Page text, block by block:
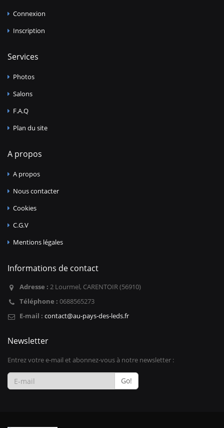
Connexion
Inscription
Services
Photos
Salons
F.A.Q
Plan du site
A propos
A propos
Nous contacter
Cookies
C.G.V
Mentions légales
Informations de contact
Adresse : 2 Lourmel, CARENTOIR (56910)
Téléphone : 0688565273
E-mail : contact@au-pays-des-leds.fr
Newsletter
Entrez votre e-mail et abonnez-vous à notre newsletter :
Go!